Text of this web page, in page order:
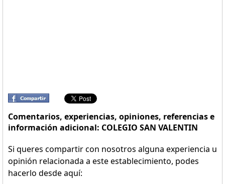
Comentarios, experiencias, opiniones, referencias e
información adicional: COLEGIO SAN VALENTIN
Si queres compartir con nosotros alguna experiencia u
opinión relacionada a este establecimiento, podes
hacerlo desde aquí: